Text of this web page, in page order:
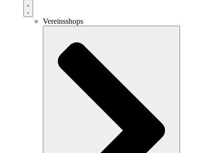
Vereinsshops